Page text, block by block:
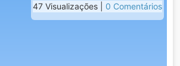
47 Visualizações | 0 Comentários